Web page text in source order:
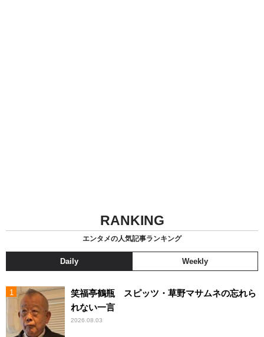
RANKING
エンタメの人気記事ランキング
Daily Weekly
笑福亭鶴瓶 スピッツ・草野マサムネの忘れら
れない一言
2026.08.03